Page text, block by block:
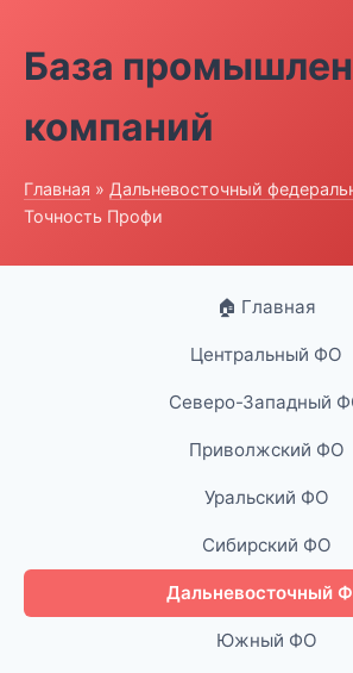
База
компаний
Главная » Дальневосточный
Точность Профи
🏠 Главная
Центральный ФО
Северо-Западный
Приволжский ФО
Уральский ФО
Сибирский ФО
Дальневосточный
Южный ФО